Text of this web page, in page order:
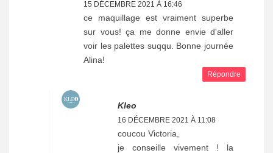
15 DÉCEMBRE 2021 À 16:46
ce maquillage est vraiment superbe
sur vous! ça me donne envie d'aller
voir les palettes suqqu. Bonne journée
Alina!
Répondre
Kleo
16 DÉCEMBRE 2021 À 11:08
coucou Victoria,
je conseille vivement ! la